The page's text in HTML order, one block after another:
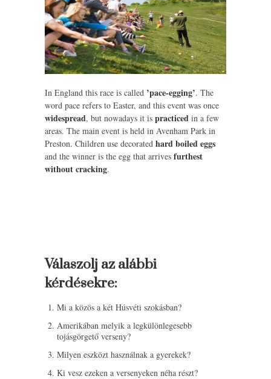
In England this race is called ’pace-egging’. The
word pace refers to Easter, and this event was once
widespread, but nowadays it is practiced in a few
areas. The main event is held in Avenham Park in
Preston. Children use decorated hard boiled eggs
and the winner is the egg that arrives furthest
without cracking.
Válaszolj az alábbi
kérdésekre:
Mi a közös a két Húsvéti szokásban?
Amerikában melyik a legkülönlegesebb
tojásgörgető verseny?
Milyen eszközt használnak a gyerekek?
Ki vesz ezeken a versenyeken néha részt?